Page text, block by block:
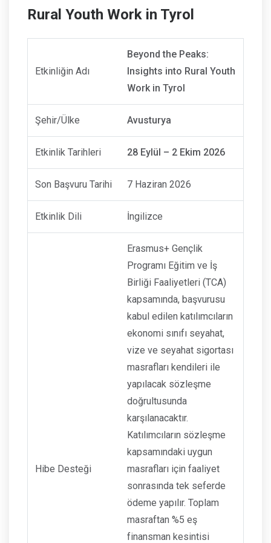
Rural Youth Work in Tyrol
Etkinliğin Adı
Beyond the Peaks:
Insights into Rural Youth
Work in Tyrol
Şehir/Ülke Avusturya
Etkinlik Tarihleri 28 Eylül – 2 Ekim 2026
Son Başvuru Tarihi 7 Haziran 2026
Etkinlik Dili İngilizce
Hibe Desteği
Erasmus+ Gençlik
Programı Eğitim ve İş
Birliği Faaliyetleri (TCA)
kapsamında, başvurusu
kabul edilen katılımcıların
ekonomi sınıfı seyahat,
vize ve seyahat sigortası
masrafları kendileri ile
yapılacak sözleşme
doğrultusunda
karşılanacaktır.
Katılımcıların sözleşme
kapsamındaki uygun
masrafları için faaliyet
sonrasında tek seferde
ödeme yapılır. Toplam
masraftan %5 eş
finansman kesintisi